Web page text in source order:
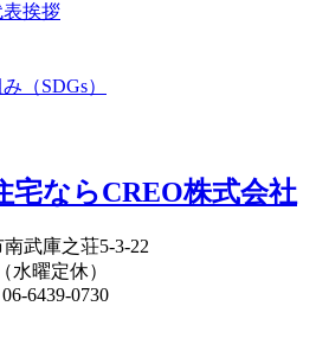
挨拶
（SDGs）
武庫之荘5-3-22
水曜定休）
6439-0730